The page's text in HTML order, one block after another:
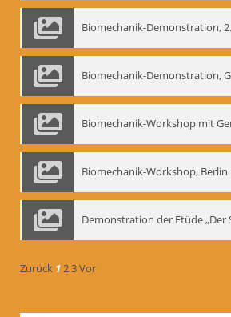
Biomechanik-Workshop, Berlin
Zurück 123Vor